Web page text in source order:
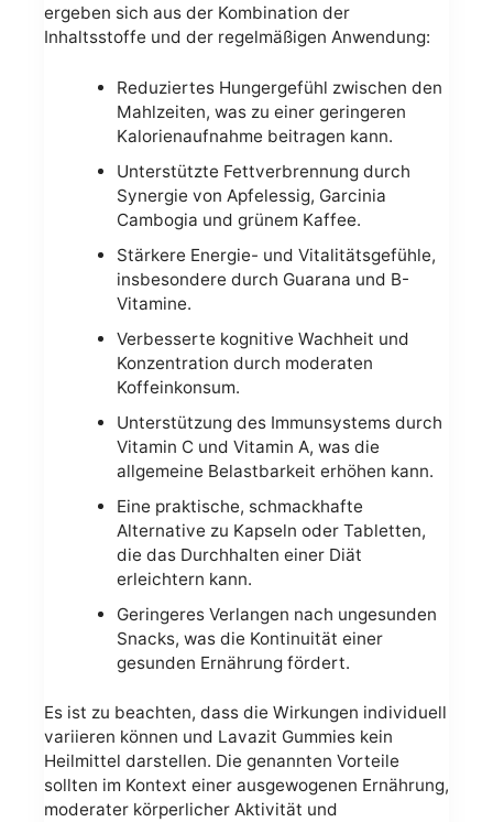
ergeben sich aus der Kombination der
Inhaltsstoffe und der regelmäßigen Anwendung:
Reduziertes Hungergefühl zwischen den
Mahlzeiten, was zu einer geringeren
Kalorienaufnahme beitragen kann.
Unterstützte Fettverbrennung durch
Synergie von Apfelessig, Garcinia
Cambogia und grünem Kaffee.
Stärkere Energie- und Vitalitätsgefühle,
insbesondere durch Guarana und B-
Vitamine.
Verbesserte kognitive Wachheit und
Konzentration durch moderaten
Koffeinkonsum.
Unterstützung des Immunsystems durch
Vitamin C und Vitamin A, was die
allgemeine Belastbarkeit erhöhen kann.
Eine praktische, schmackhafte
Alternative zu Kapseln oder Tabletten,
die das Durchhalten einer Diät
erleichtern kann.
Geringeres Verlangen nach ungesunden
Snacks, was die Kontinuität einer
gesunden Ernährung fördert.
Es ist zu beachten, dass die Wirkungen individuell
variieren können und Lavazit Gummies kein
Heilmittel darstellen. Die genannten Vorteile
sollten im Kontext einer ausgewogenen Ernährung,
moderater körperlicher Aktivität und